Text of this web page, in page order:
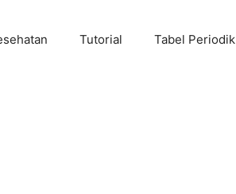
Tutorial Tabel Periodik